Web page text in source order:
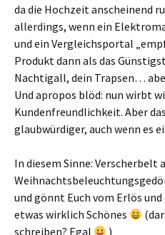
da die Hochzeit anscheinend
allerdings, wenn ein
und ein Vergleichsportal
Produkt dann als das
Nachtigall, dein Trapsen…
Und apropos blöd: nun wirbt
Kundenfreundlichkeit. Aber
glaubwürdiger, auch wenn es
In diesem Sinne: Verscherbelt
und gönnt Euch vom Erlös
etwas wirklich Schönes
schreiben? Egal
)